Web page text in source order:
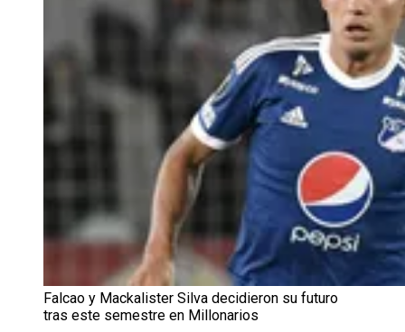
Falcao y Mackalister Silva decidieron su futuro
tras este semestre en Millonarios